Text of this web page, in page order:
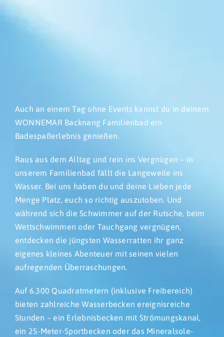
Auch an einem Tag ohne Events kannst du in deinem
WONNEMAR Backnang Familienbad ein
Badespaßerlebnis genießen.
Raus aus dem Alltag und rein ins Vergnügen – in
unserem Familienbad fällt die Langeweile ins
Wasser. Bei uns haben du und deine Lieben jede
Menge Platz, euch so richtig auszutoben. Und
während sich die Schwimmer auf der Rutsche, beim
Wettschwimmen oder Tauchgang vergnügen,
entdecken die jüngsten Wasserratten ihr ganz
eigenes kleines Abenteuer mit seinen vielen
aufregenden Überraschungen.
Auf 6.300 Quadratmetern (inklusive Freibereich)
bieten zahlreiche Wasserbecken ereignisreiche
Stunden – ein Erlebnisbecken mit Strömungskanal,
ein 25-Meter-Sportbecken oder das Mineralsole-